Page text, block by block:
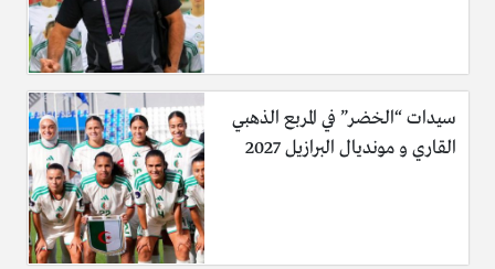
سيدات “الخضر” في المربع الذهبي
القاري و مونديال البرازيل 2027